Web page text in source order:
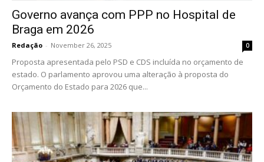
Governo avança com PPP no Hospital de
Braga em 2026
Redação - November 26, 2025 0
Proposta apresentada pelo PSD e CDS incluída no orçamento de
estado. O parlamento aprovou uma alteração à proposta do
Orçamento do Estado para 2026 que...